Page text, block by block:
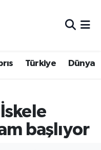
Türkiye Dünya
başlıyor
Fikstür